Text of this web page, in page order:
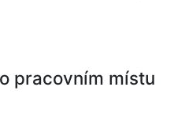
pracovním místu